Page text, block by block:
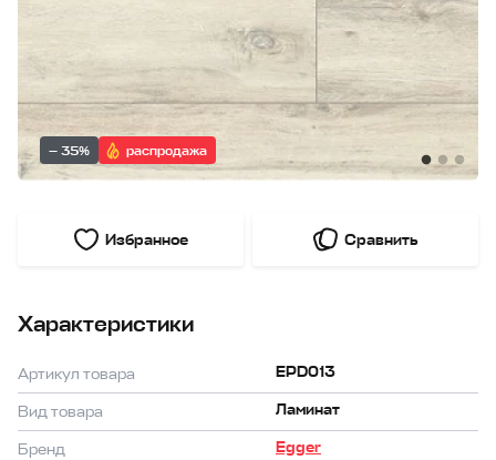
— 35% распродажа
Избранное Сравнить
Характеристики
Артикул товара EPD013
Вид товара Ламинат
Бренд Egger